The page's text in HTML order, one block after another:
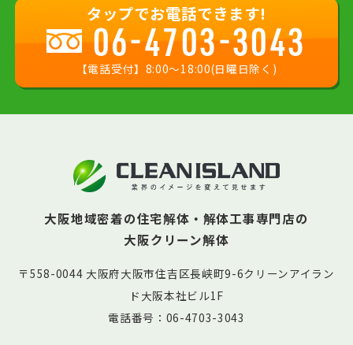
タップでお電話できます!
06-4703-3043
【電話受付】8:00〜18:00(日曜日除く)
大阪地域密着の住宅解体・解体工事専門店の
大阪クリーン解体
〒558-0044 大阪府大阪市住吉区長峡町9-6クリーンアイラン
ド大阪本社ビル1F
電話番号：06-4703-3043